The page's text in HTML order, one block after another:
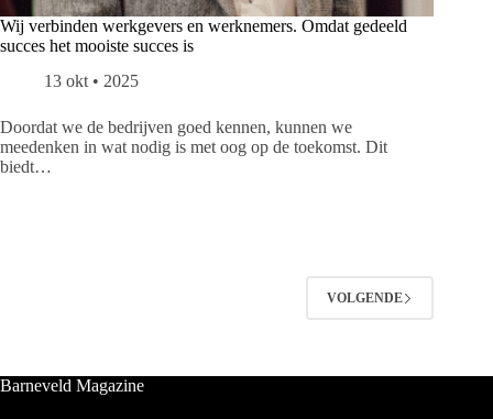
Wij verbinden werkgevers en werknemers. Omdat gedeeld
succes het mooiste succes is
13 okt • 2025
Doordat we de bedrijven goed kennen, kunnen we
meedenken in wat nodig is met oog op de toekomst. Dit
biedt…
VOLGENDE
Barneveld Magazine